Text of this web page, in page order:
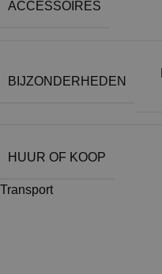
ACCESSOIRES
BIJZONDERHEDEN
HUUR OF KOOP
Transport